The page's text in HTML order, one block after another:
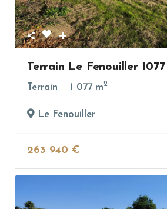
Terrain Le Fenouiller
Terrain 1 077 m2
Le Fenouiller
263 940 €